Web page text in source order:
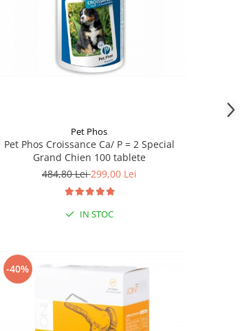
Pet Phos
Pet Phos Croissance Ca/ P = 2 Special
Grand Chien 100 tablete
484,80 Lei299,00 Lei
IN STOC
-40%